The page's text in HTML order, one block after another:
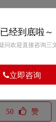
京都市
50 赞
经到底啦～
问欢迎直接咨询三
立即咨询